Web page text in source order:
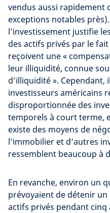
vendus aussi rapidement
exceptions notables
l’investissement justifie
des actifs privés par le
reçoivent une «
leur illiquidité, connue
d’illiquidité ».
investisseurs américains
disproportionnée des
temporels à court terme,
existe des moyens de
l’immobilier et d’autres
ressemblent beaucoup à
En revanche, environ un
prévoyaient de détenir
actifs privés pendant cinq